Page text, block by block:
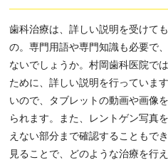
歯科治療は、詳しい説明を受けて
の。専門用語や専門知識も必要で
ないでしょうか。村岡歯科医院で
ために、詳しい説明を行っていま
いので、タブレットの動画や画像
られます。また、レントゲン写真
えない部分まで確認することもで
見ることで、どのような治療を行